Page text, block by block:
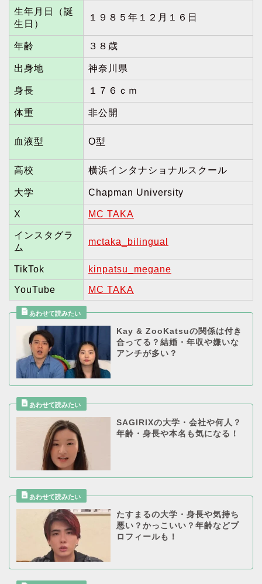
生年月日（誕
生日）
１９８５年１２月１６日
年齢 ３８歳
出身地 神奈川県
身長 １７６ｃｍ
体重 非公開
血液型 O型
高校 横浜インタナショナルスクール
大学 Chapman University
X MC TAKA
インスタグラ
ム
mctaka_bilingual
TikTok kinpatsu_megane
YouTube MC TAKA
Kay & ZooKatsuの関係は付き
合ってる？結婚・年収や嫌いな
アンチが多い？
SAGIRIXの大学・会社や何人？
年齢・身長や本名も気になる！
たすまるの大学・身長や気持ち
悪い？かっこいい？年齢などプ
ロフィールも！